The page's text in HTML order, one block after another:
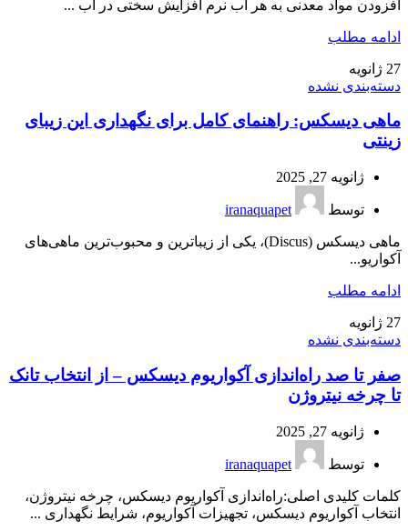
افزودن مواد معدنی به هر آب نرم افزایش سختی در آب ...
ادامه مطلب
27 ژانویه
دسته‌بندی نشده
ماهی دیسکس: راهنمای کامل برای نگهداری این زیبای
زینتی
ژانویه 27, 2025
توسط iranaquapet
ماهی دیسکس (Discus)، یکی از زیباترین و محبوب‌ترین ماهی‌های
آکواریو...
ادامه مطلب
27 ژانویه
دسته‌بندی نشده
صفر تا صد راه‌اندازی آکواریوم دیسکس – از انتخاب تانک
تا چرخه نیتروژن
ژانویه 27, 2025
توسط iranaquapet
کلمات کلیدی اصلی:راه‌اندازی آکواریوم دیسکس، چرخه نیتروژن،
انتخاب آکواریوم دیسکس، تجهیزات آکواریوم، شرایط نگهداری ...